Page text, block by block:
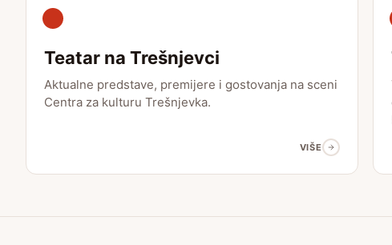
Teatar na Trešnjevci
Aktualne predstave, premijere i gostovanja na sceni
Centra za kulturu Trešnjevka.
VIŠE